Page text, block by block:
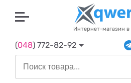
Интернет-магазин в
(048) 772-82-92